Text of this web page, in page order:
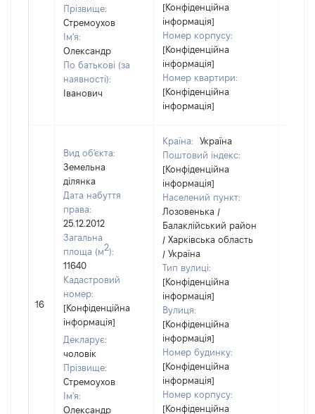
Прізвище:
Стремоухов
Ім'я:
Олександр
По батькові (за
наявності):
Іванович
[Конфіденційна
інформація]
Номер корпусу:
[Конфіденційна
інформація]
Номер квартири:
[Конфіденційна
інформація]
16
Вид об'єкта:
Земельна
ділянка
Дата набуття
права:
25.12.2012
Загальна
площа (м2):
11640
Кадастровий
номер:
[Конфіденційна
інформація]
Декларує:
чоловік
Прізвище:
Стремоухов
Ім'я:
Олександр
Країна:
Україна
Поштовий індекс:
[Конфіденційна
інформація]
Населений пункт:
Лозовенька /
Балаклійський район
/ Харківська область
/ Україна
Тип вулиці:
[Конфіденційна
інформація]
Вулиця:
[Конфіденційна
інформація]
Номер будинку:
[Конфіденційна
інформація]
Номер корпусу:
[Конфіденційна